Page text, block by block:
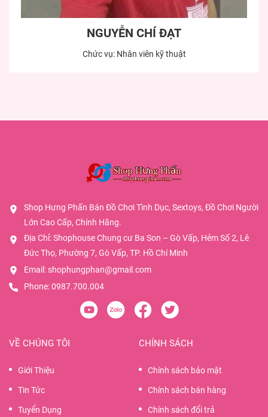
NGUYỄN CHÍ ĐẠT
Chức vụ: Nhân viên kỹ thuật
Shop Hưng Phấn Bán Đồ Chơi Tình Dục, Sextoys, Đồ Chơi Người
Lớn Cao Cấp, Chính Hãng.
Địa Chỉ: Shophouse Chung cư Ba Son – Gò Vấp, Hẻm Số 2, Lê
Đức Thọ, Phường 7, Gò Vấp, TP. Hồ Chí Minh
Email: shophungphan@gmail.com
Phone:0987.700.004
VỀ CHÚNG TÔI
Giới Thiệu
Tin Tức
Tuyển Dụng
CHÍNH SÁCH
Chính sách bảo mật
Chính sách bán hàng
Chính sách đổi trả